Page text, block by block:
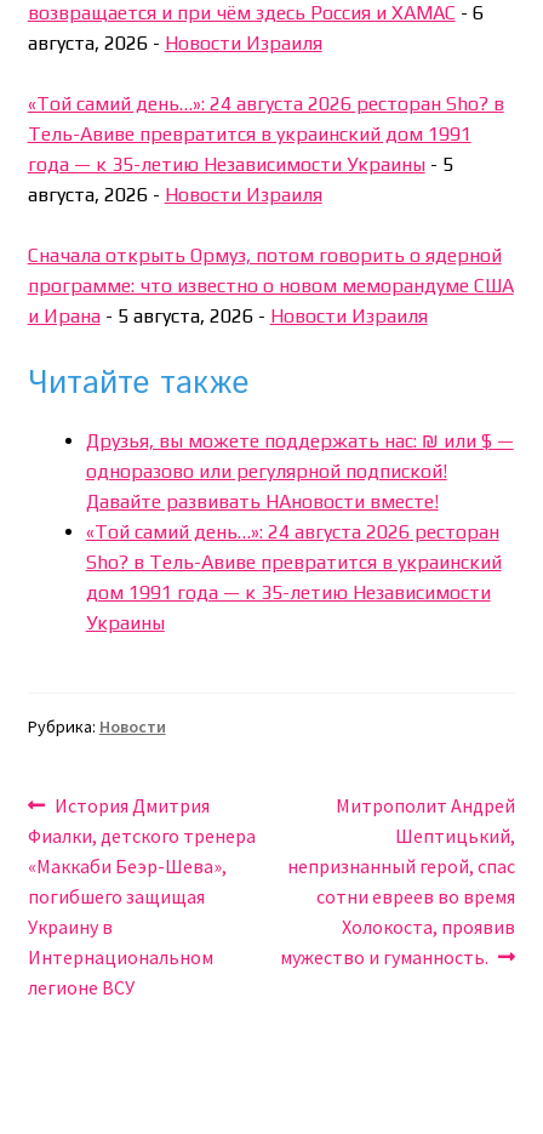
возвращается и при чём здесь Россия и ХАМАС - 6
августа, 2026- Новости Израиля
«Той самий день…»: 24 августа 2026 ресторан Sho? в
Тель-Авиве превратится в украинский дом 1991
года — к 35-летию Независимости Украины- 5
августа, 2026- Новости Израиля
Сначала открыть Ормуз, потом говорить о ядерной
программе: что известно о новом меморандуме США
и Ирана- 5 августа, 2026- Новости Израиля
Читайте также
Друзья, вы можете поддержать нас: ₪ или $ —
одноразово или регулярной подпиской!
Давайте развивать НАновости вместе!
«Той самий день…»: 24 августа 2026 ресторан
Sho? в Тель-Авиве превратится в украинский
дом 1991 года — к 35-летию Независимости
Украины
Рубрика: Новости
Навигация
по
записям
Предыдущая
запись:
История Дмитрия
Фиалки, детского тренера
«Маккаби Беэр-Шева»,
погибшего защищая
Украину в
Интернациональном
легионе ВСУ
Следующая
запись:
Митрополит Андрей
Шептицький,
непризнанный герой, спас
сотни евреев во время
Холокоста, проявив
мужество и гуманность.